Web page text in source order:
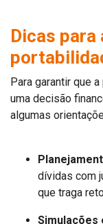
Dicas
Para garantir que
uma decisão
algumas
dívidas com
que traga
Simulações